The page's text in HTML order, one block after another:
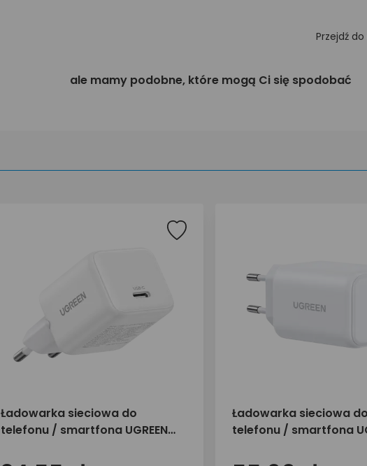
Przejdź do
ale mamy podobne, które mogą Ci się spodobać
Ładowarka sieciowa do
telefonu / smartfona UGREEN
Ładowarka sieciowa do
telefonu / smartfona